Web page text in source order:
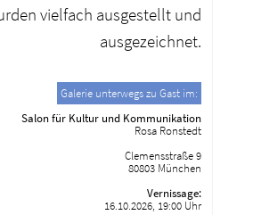
vielfach ausgestellt und
ausgezeichnet.
Galerie unterwegs zu Gast im:
Salon für Kultur und Kommunikation
Rosa Ronstedt
Clemensstraße 9
80803 München
Vernissage:
16.10.2026, 19:00 Uhr